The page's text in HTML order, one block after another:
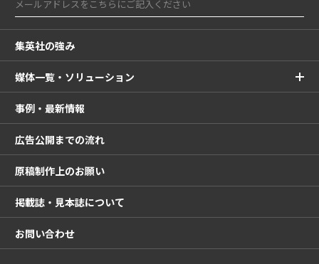
集英社の強み
媒体一覧・ソリューション
事例・最新情報
広告公開までの流れ
原稿制作上のお願い
掲載誌・見本誌について
お問い合わせ